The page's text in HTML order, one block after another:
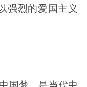
强烈的爱国主义